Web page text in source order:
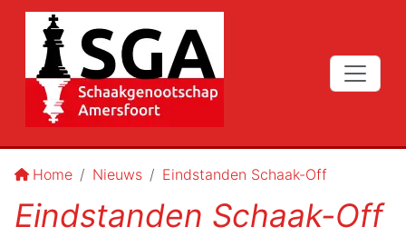
Home Nieuws Eindstanden Schaak-Off
Eindstanden Schaak-Off